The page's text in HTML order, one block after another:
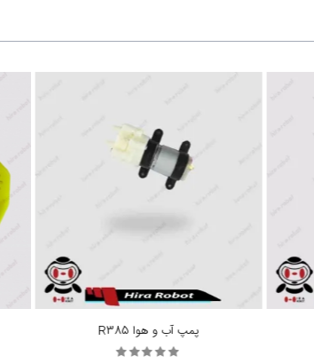
پمپ آب و هوا R385